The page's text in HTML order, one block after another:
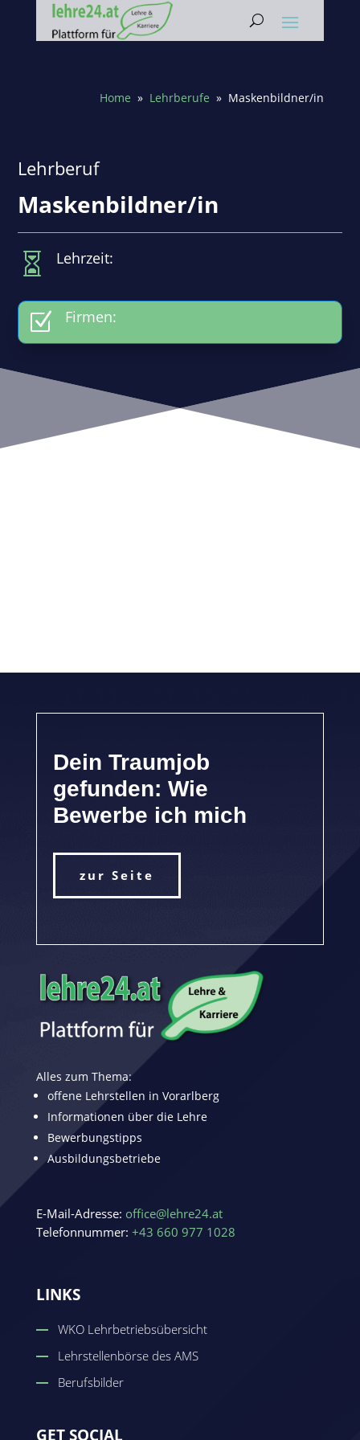
Home » Lehrberufe » Maskenbildner/in
Lehrberuf
Maskenbildner/in
 Lehrzeit:
Z Firmen:
Dein Traumjob
gefunden: Wie
Bewerbe ich mich
zur Seite
Alles zum Thema:
offene Lehrstellen in Vorarlberg
Informationen über die Lehre
Bewerbungstipps
Ausbildungsbetriebe
E-Mail-Adresse: office@lehre24.at
Telefonnummer: +43 660 977 1028
LINKS
WKO Lehrbetriebsübersicht
Lehrstellenbörse des AMS
Berufsbilder
GET SOCIAL